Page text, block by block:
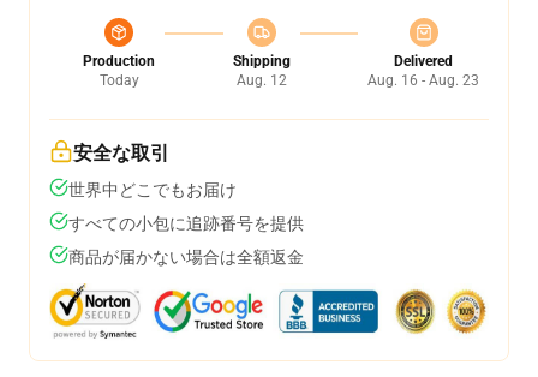
Production
Today
Shipping
Aug. 12
Delivered
Aug. 16 - Aug. 23
安全な取引
世界中どこでもお届け
すべての小包に追跡番号を提供
商品が届かない場合は全額返金